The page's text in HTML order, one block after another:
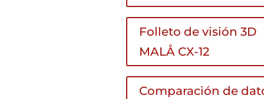
Folleto de visión 3D
MALÅ CX-12
Comparación de